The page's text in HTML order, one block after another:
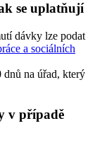
se uplatňují
dávky lze podat
a sociálních
dnů na úřad, který
v případě